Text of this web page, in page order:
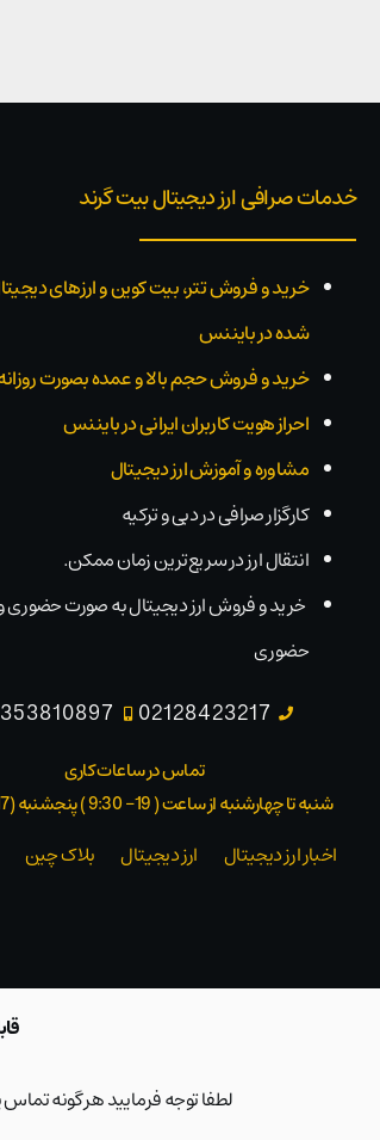
خدمات صرافی ارز دیجیتال بیت گرند
خرید و فروش تتر، بیت کوین و ارزهای
شده در بایننس
خرید و فروش حجم بالا و عمده بصورت
احراز هویت کاربران ایرانی در بایننس
مشاوره و آموزش ارز دیجیتال
کارگزار صرافی در دبی و ترکیه
انتقال ارز در سریع‌ترین زمان ممکن.
خرید و فروش ارز دیجیتال به صورت حضوری
حضوری
02128423217
تماس در ساعات کاری
شنبه تا چهارشنبه از ساعت ( 19- 9:30 ) پنجشنبه (17 - 9:30 )​
اخبار ارز دیجیتال ارز دیجیتال بلاک‌ چین
لطفا توجه فرمایید هر گونه